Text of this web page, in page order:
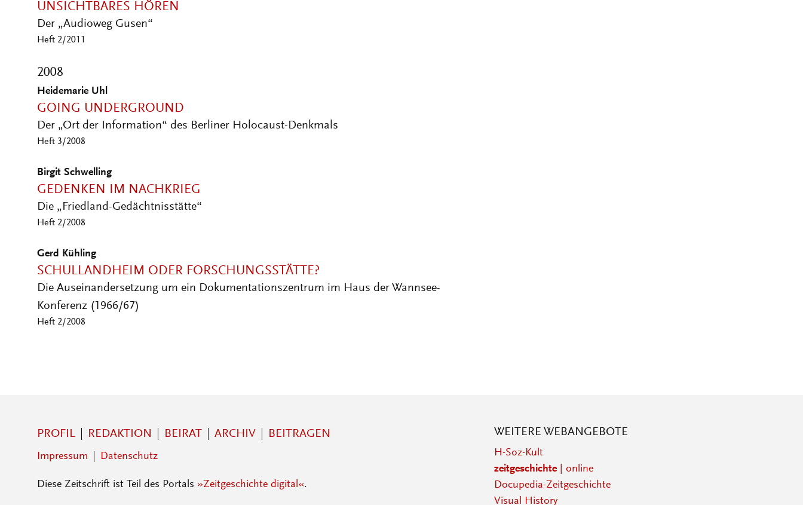
UNSICHTBARES HÖREN
Der „Audioweg Gusen“
Heft 2/2011
2008
Heidemarie Uhl
GOING UNDERGROUND
Der „Ort der Information“ des Berliner Holocaust-Denkmals
Heft 3/2008
Birgit Schwelling
GEDENKEN IM NACHKRIEG
Die „Friedland-Gedächtnisstätte“
Heft 2/2008
Gerd Kühling
SCHULLANDHEIM ODER FORSCHUNGSSTÄTTE?
Die Auseinandersetzung um ein Dokumentationszentrum im Haus der Wannsee-
Konferenz (1966/67)
Heft 2/2008
PROFIL REDAKTION BEIRAT ARCHIV BEITRAGEN
Impressum Datenschutz
Diese Zeitschrift ist Teil des Portals »Zeitgeschichte digital«.
WEITERE WEBANGEBOTE
H-Soz-Kult
zeitgeschichte| online
Docupedia-Zeitgeschichte
Visual History